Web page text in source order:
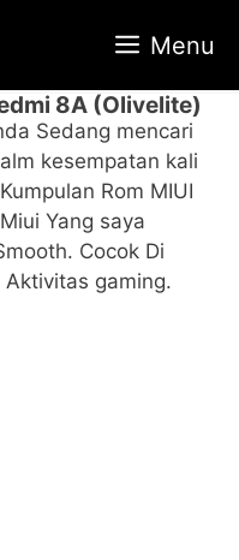
Menu
8A (Olivelite)
Sedang mencari
kesempatan kali
Rom MIUI
Yang saya
Cocok Di
gaming.